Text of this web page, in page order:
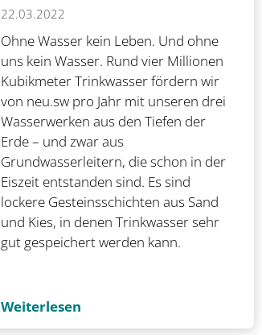
22.03.2022
Ohne Wasser kein Leben. Und ohne
uns kein Wasser. Rund vier Millionen
Kubikmeter Trinkwasser fördern wir
von neu.sw pro Jahr mit unseren drei
Wasserwerken aus den Tiefen der
Erde – und zwar aus
Grundwasserleitern, die schon in der
Eiszeit entstanden sind. Es sind
lockere Gesteinsschichten aus Sand
und Kies, in denen Trinkwasser sehr
gut gespeichert werden kann.
Weiterlesen